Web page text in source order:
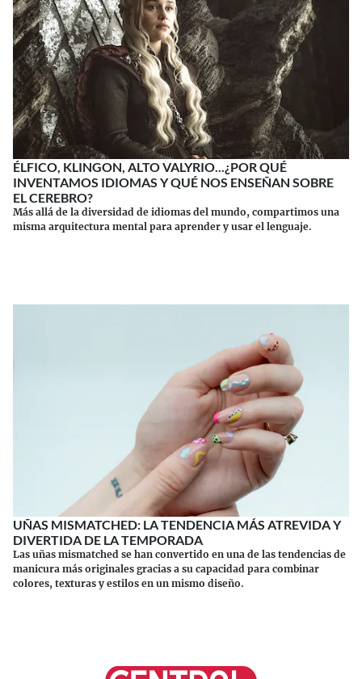
ÉLFICO, KLINGON, ALTO VALYRIO...¿POR QUÉ
INVENTAMOS IDIOMAS Y QUÉ NOS ENSEÑAN SOBRE
EL CEREBRO?
Más allá de la diversidad de idiomas del mundo, compartimos una
misma arquitectura mental para aprender y usar el lenguaje.
UÑAS MISMATCHED: LA TENDENCIA MÁS ATREVIDA Y
DIVERTIDA DE LA TEMPORADA
Las uñas mismatched se han convertido en una de las tendencias de
manicura más originales gracias a su capacidad para combinar
colores, texturas y estilos en un mismo diseño.